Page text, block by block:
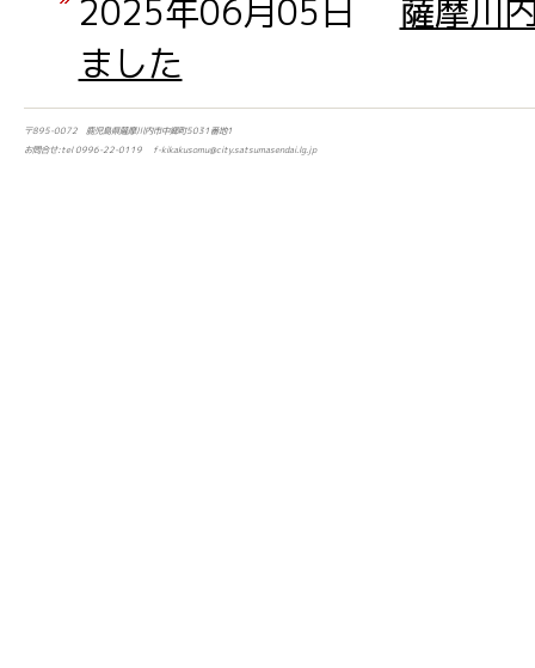
2025年06月05日 薩摩川
ました
〒895-0072 鹿児島県薩摩川内市中郷町5031番地1
お問合せ:tel 0996-22-0119 f-kikakusomu@city.satsumasendai.lg.jp